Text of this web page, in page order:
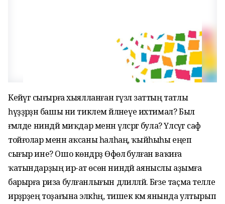
Кейәүгә сығырға хыялланған гүзәл заттың татлы
һүҙҙәрҙән башы ни тиклем әйләнеүе ихтимал? Был
ғәмәлде ниндәй миҡдар менән үлсәргә була? Үлсәүгә саф
тойғолар менән аҡсаны һалһаң, ҡыйһыһы еңеп
сығыр ине? Ошо көндәрҙә Өфөлә булған ваҡиға
ҡатындарҙың ир-ат өсөн ниндәй аяныслы аҙымға
барырға риза булғанлығын дәлилләй. Бәғзе таҫма телле
ирҙәрҙең тоҙағына эләкһәң, тишек кәмә янында ултырып